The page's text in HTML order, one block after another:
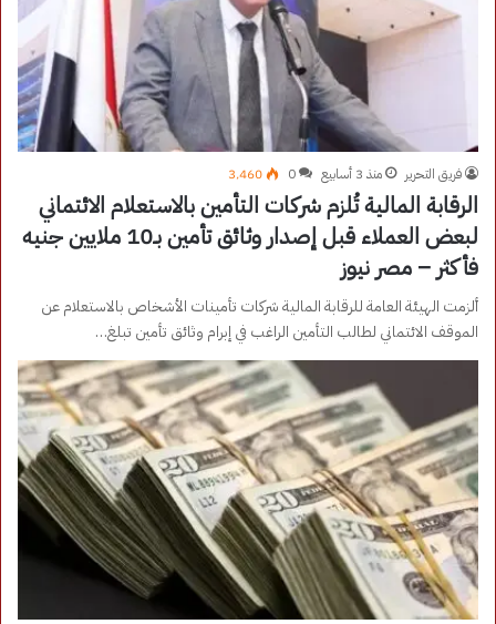
فريق التحرير منذ 3 أسابيع 0 3٬460
الرقابة المالية تُلزم شركات التأمين بالاستعلام الائتماني
لبعض العملاء قبل إصدار وثائق تأمين بـ10 ملايين جنيه
فأكثر – مصر نيوز
ألزمت الهيئة العامة للرقابة المالية شركات تأمينات الأشخاص بالاستعلام عن
الموقف الائتماني لطالب التأمين الراغب في إبرام وثائق تأمين تبلغ…